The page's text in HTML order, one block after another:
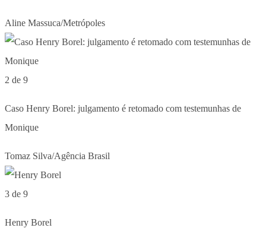
Aline Massuca/Metrópoles
2 de 9
Caso Henry Borel: julgamento é retomado com testemunhas de
Monique
Tomaz Silva/Agência Brasil
3 de 9
Henry Borel